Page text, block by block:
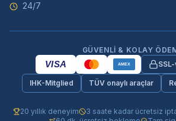
24/7
GÜVENLI & KOLAY
VISA AMEX
IHK-Mitglied TÜV onaylı araçlar
20 yıllık deneyim 3 saate kadar ücretsiz